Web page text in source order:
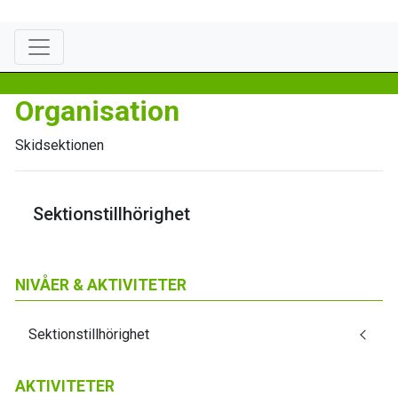
NIVÅER & AKTIVITETER
Sektionstillhörighet
AKTIVITETER
Organisation
Skidsektionen
Sektionstillhörighet